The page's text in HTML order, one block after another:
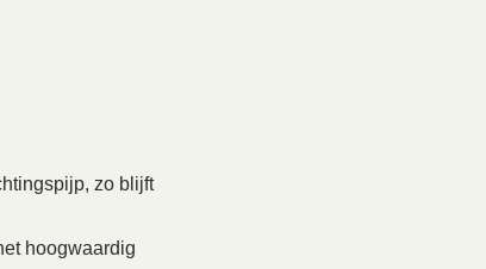
zo blijft
hoogwaardig